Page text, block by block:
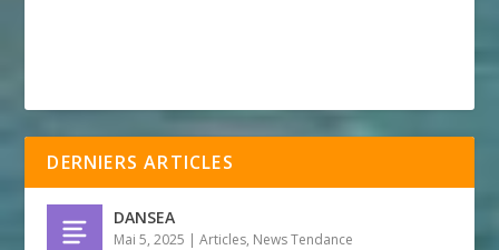
DERNIERS ARTICLES
DANSEA
Mai 5, 2025 |Articles, News Tendance